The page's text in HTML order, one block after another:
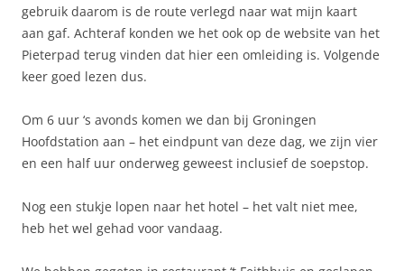
gebruik daarom is de route verlegd naar wat mijn kaart
aan gaf. Achteraf konden we het ook op de website van het
Pieterpad terug vinden dat hier een omleiding is. Volgende
keer goed lezen dus.
Om 6 uur ‘s avonds komen we dan bij Groningen
Hoofdstation aan – het eindpunt van deze dag, we zijn vier
en een half uur onderweg geweest inclusief de soepstop.
Nog een stukje lopen naar het hotel – het valt niet mee,
heb het wel gehad voor vandaag.